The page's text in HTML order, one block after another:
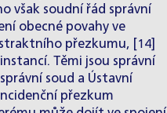
však soudní řád správní
obecné povahy ve
přezkumu, [14]
Těmi jsou správní
soud a Ústavní
přezkum